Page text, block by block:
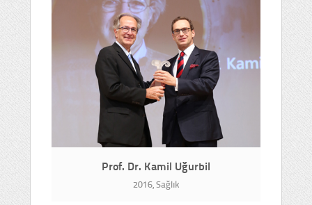
Prof. Dr. Kamil Uğurbil
2016, Sağlık